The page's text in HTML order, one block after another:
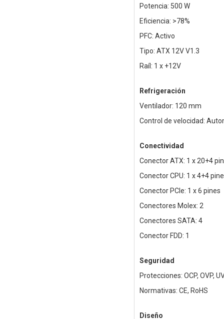
Potencia: 500 W
Eficiencia: >78%
PFC: Activo
Tipo: ATX 12V V1.3
Raíl: 1 x +12V
Refrigeración
Ventilador: 120 mm
Control de velocidad:
Conectividad
Conector ATX: 1 x 20+4
Conector CPU: 1 x 4+4
Conector PCIe: 1 x 6 pines
Conectores Molex: 2
Conectores SATA: 4
Conector FDD: 1
Seguridad
Protecciones: OCP, OVP,
Normativas: CE, RoHS
Diseño